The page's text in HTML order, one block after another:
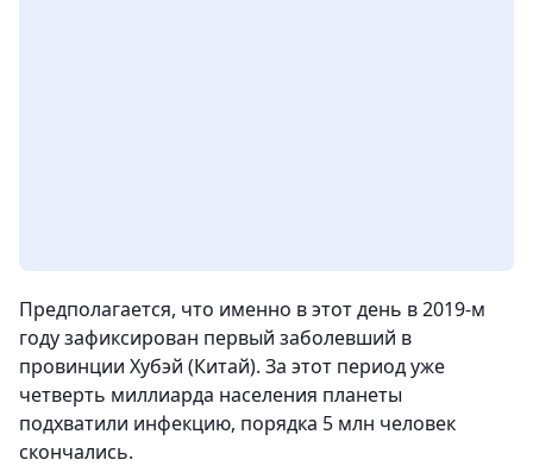
Предполагается, что именно в этот день в 2019-м
году зафиксирован первый заболевший в
провинции Хубэй (Китай). За этот период уже
четверть миллиарда населения планеты
подхватили инфекцию, порядка 5 млн человек
скончались.